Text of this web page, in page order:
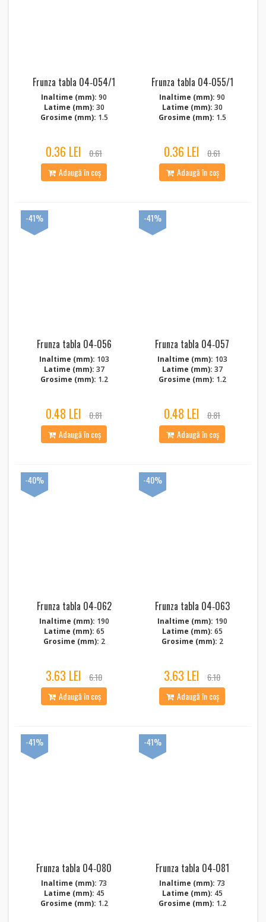
Frunza tabla 04‑054/1
Inaltime (mm): 90
Latime (mm): 30
Grosime (mm): 1.5
0.36 LEI
0.61
Adaugă în coș
Frunza tabla 04‑055/1
Inaltime (mm): 90
Latime (mm): 30
Grosime (mm): 1.5
0.36 LEI
0.61
Adaugă în coș
Frunza tabla 04‑056
Inaltime (mm): 103
Latime (mm): 37
Grosime (mm): 1.2
0.48 LEI 0.81
-41%
Adaugă în coș
Frunza tabla 04‑057
Inaltime (mm): 103
Latime (mm): 37
Grosime (mm): 1.2
0.48 LEI 0.81
-41%
Adaugă în coș
Frunza tabla 04‑062
Inaltime (mm): 190
Latime (mm): 65
Grosime (mm): 2
3.63 LEI 6.10
-40%
Adaugă în coș
Frunza tabla 04‑063
Inaltime (mm): 190
Latime (mm): 65
Grosime (mm): 2
3.63 LEI 6.10
-40%
Adaugă în coș
Frunza tabla 04‑080
Inaltime (mm): 73
Latime (mm): 45
Grosime (mm): 1.2
-41%
Frunza tabla 04‑081
Inaltime (mm): 73
Latime (mm): 45
Grosime (mm): 1.2
-41%